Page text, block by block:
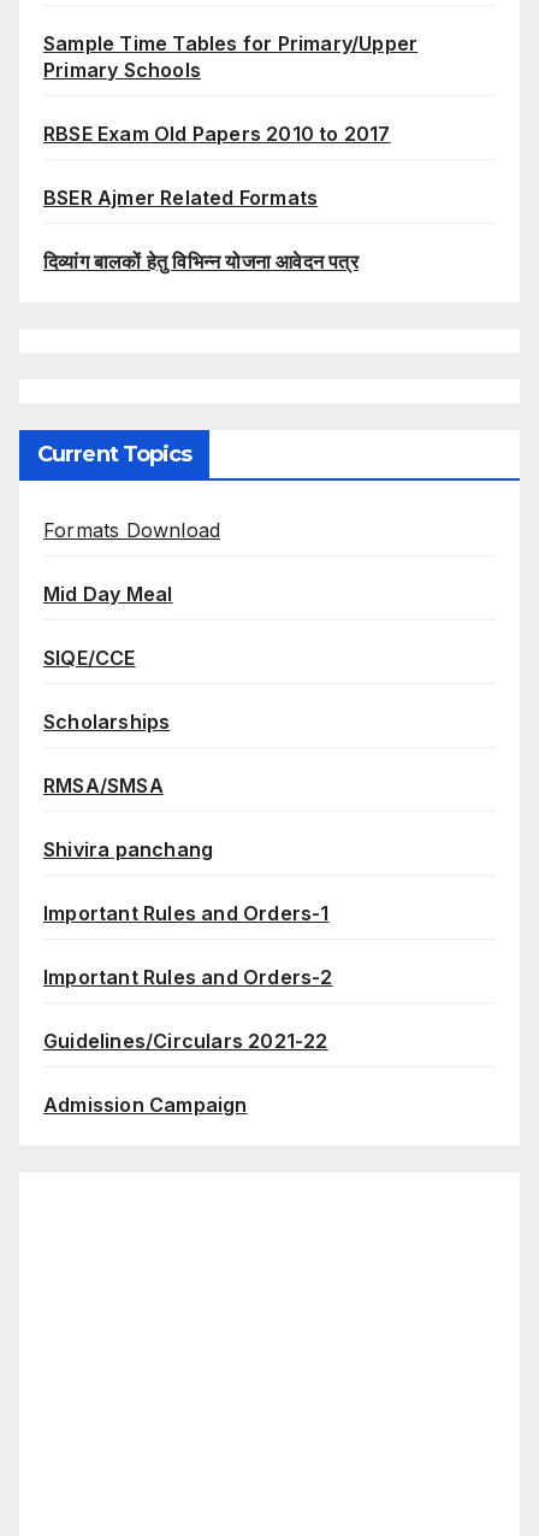
Sample Time Tables for Primary/Upper
Primary Schools
RBSE Exam Old Papers 2010 to 2017
BSER Ajmer Related Formats
दिव्यांग बालकों हेतु विभिन्न योजना आवेदन पत्र
Current Topics
Formats Download
Mid Day Meal
SIQE/CCE
Scholarships
RMSA/SMSA
Shivira panchang
Important Rules and Orders-1
Important Rules and Orders-2
Guidelines/Circulars 2021-22
Admission Campaign